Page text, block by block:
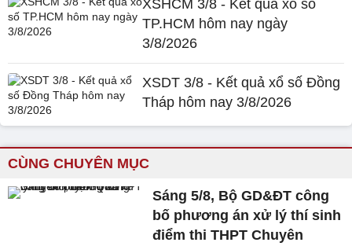
XSHCM 3/8 - Kết quả xổ số
TP.HCM hôm nay ngày
3/8/2026
XSDT 3/8 - Kết quả xổ số Đồng
Tháp hôm nay 3/8/2026
CÙNG CHUYÊN MỤC
Sáng 5/8, Bộ GD&ĐT công
bố phương án xử lý thí sinh
điểm thi THPT Chuyên